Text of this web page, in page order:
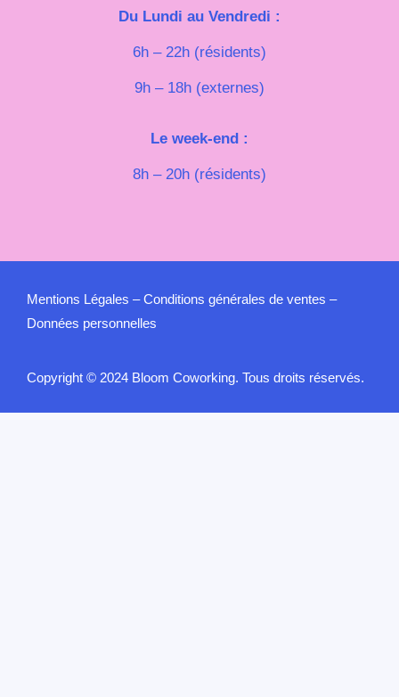
Du Lundi au Vendredi :
6h – 22h (résidents)
9h – 18h (externes)
Le week-end :
8h – 20h (résidents)
Mentions Légales –Conditions générales de ventes –
Données personnelles
Copyright © 2024 Bloom Coworking. Tous droits réservés.